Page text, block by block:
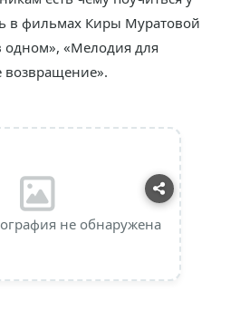
в фильмах Киры Муратовой
одном», «Мелодия для
не обнаружена